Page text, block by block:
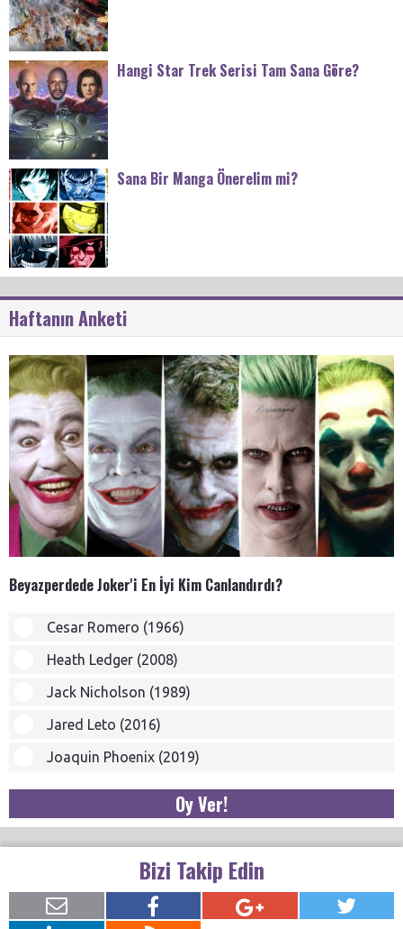
Hangi Star Trek Serisi Tam Sana Göre?
Sana Bir Manga Önerelim mi?
Haftanın Anketi
Beyazperdede Joker'i En İyi Kim Canlandırdı?
Cesar Romero (1966)
Heath Ledger (2008)
Jack Nicholson (1989)
Jared Leto (2016)
Joaquin Phoenix (2019)
Oy Ver!
Bizi Takip Edin